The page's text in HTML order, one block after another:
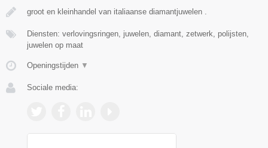
groot en kleinhandel van italiaanse diamantjuwelen .
Diensten: verlovingsringen, juwelen, diamant, zetwerk, polijsten,
juwelen op maat
Openingstijden ▼
Sociale media: